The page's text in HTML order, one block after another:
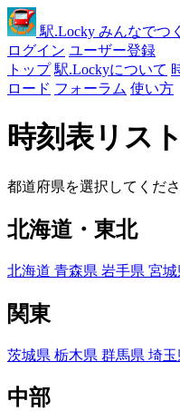
駅.Locky みんなでつ
ログイン ユーザー登録
トップ 駅.Lockyについて
ロード フォーラム 使い方
時刻表リスト
都道府県を選択してくだ
北海道・東北
北海道 青森県 岩手県 宮城
関東
茨城県 栃木県 群馬県 埼玉
中部